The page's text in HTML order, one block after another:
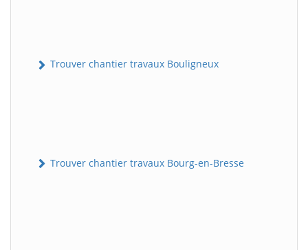
Trouver chantier travaux Bouligneux
Trouver chantier travaux Bourg-en-Bresse